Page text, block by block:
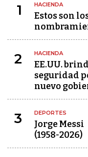
1 HACIENDA
Estos son
2 HACIENDA
EE.UU.
seguridad
nuevo
3 DEPORTES
Jorge Messi
(1958-2026)